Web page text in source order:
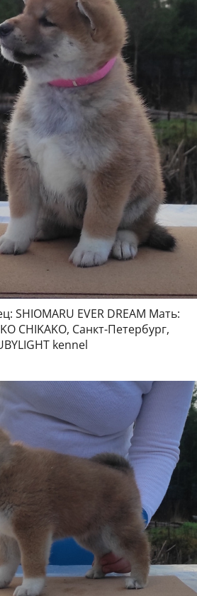
SHIOMARU EVER DREAM Мать:
CHIKAKO, Санкт-Петербург,
kennel